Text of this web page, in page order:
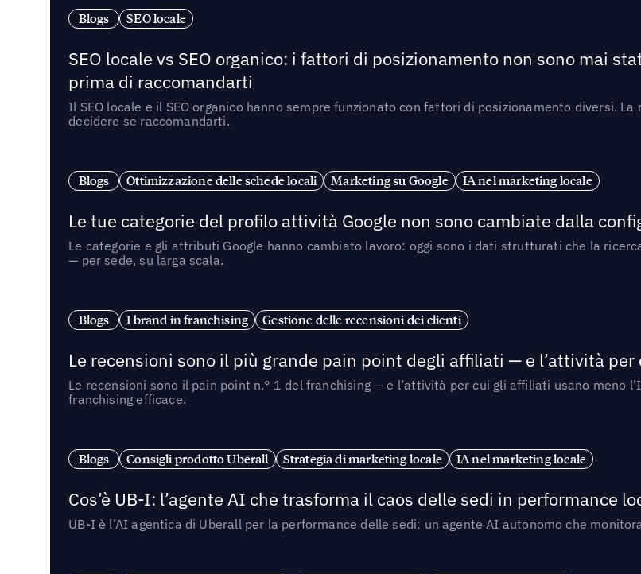
Blogs SEO locale
SEO locale vs SEO organico: i fattori di posizionamento non sono mai
prima di raccomandarti
Il SEO locale e il SEO organico hanno sempre funzionato con fattori di posizionamento diversi.
decidere se raccomandarti.
Blogs Ottimizzazione delle schede locali Marketing su Google IA nel marketing locale
Le tue categorie del profilo attività Google non sono cambiate dalla
Le categorie e gli attributi Google hanno cambiato lavoro: oggi sono i dati strutturati che la
— per sede, su larga scala.
Blogs I brand in franchising Gestione delle recensioni dei clienti
Le recensioni sono il più grande pain point degli affiliati — e l’attività per
Le recensioni sono il pain point n.° 1 del franchising — e l’attività per cui gli affiliati usano meno
franchising efficace.
Blogs Consigli prodotto Uberall Strategia di marketing locale IA nel marketing locale
Cos’è UB-I: l’agente AI che trasforma il caos delle sedi in performance
UB-I è l’AI agentica di Uberall per la performance delle sedi: un agente AI autonomo che